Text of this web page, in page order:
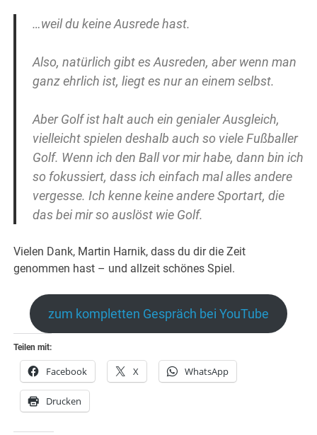
…weil du keine Ausrede hast.
Also, natürlich gibt es Ausreden, aber wenn man
ganz ehrlich ist, liegt es nur an einem selbst.
Aber Golf ist halt auch ein genialer Ausgleich,
vielleicht spielen deshalb auch so viele Fußballer
Golf. Wenn ich den Ball vor mir habe, dann bin ich
so fokussiert, dass ich einfach mal alles andere
vergesse. Ich kenne keine andere Sportart, die
das bei mir so auslöst wie Golf.
Vielen Dank, Martin Harnik, dass du dir die Zeit
genommen hast – und allzeit schönes Spiel.
zum kompletten Gespräch bei YouTube
Teilen mit:
Facebook X WhatsApp
Drucken